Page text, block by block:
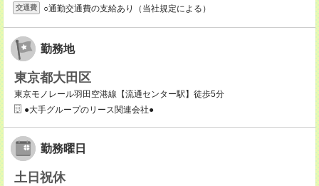
交通費 ○通勤交通費の支給あり（当社規定による）
勤務地
東京都大田区
東京モノレール羽田空港線【流通センター駅】徒歩5分
●大手グループのリース関連会社●
勤務曜日
土日祝休